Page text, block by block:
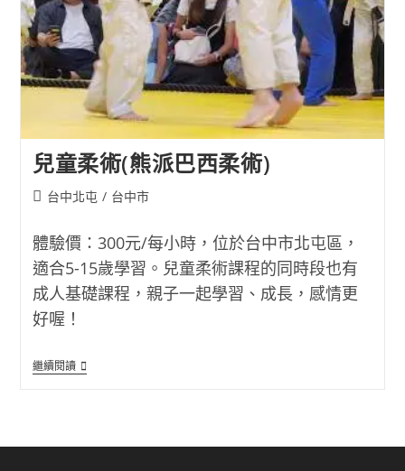
兒童柔術(熊派巴西柔術)
Post台中北屯 / 台中市
體驗價：300元/每小時，位於台中市北屯區，
適合5-15歲學習。兒童柔術課程的同時段也有
成人基礎課程，親子一起學習、成長，感情更
好喔！
繼續閱讀兒
童
巴